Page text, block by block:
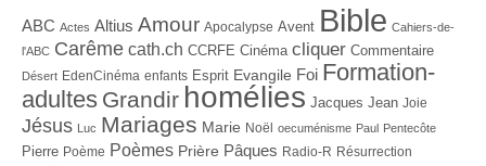
ABC Actes Altius Amour Apocalypse Avent Bible Cahiers-de-
l'ABC Carême cath.ch CCRFE Cinéma cliquer Commentaire
Désert EdenCinéma enfants Esprit Evangile Foi Formation-
adultes Grandir homélies Jacques Jean Joie
Jésus Luc Mariages Marie Noël oecuménisme Paul Pentecôte
Pierre Poème Poèmes Prière Pâques Radio-R Résurrection